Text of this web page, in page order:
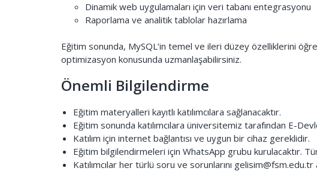
Dinamik web uygulamaları için veri tabanı entegrasyonu
Raporlama ve analitik tablolar hazırlama
Eğitim sonunda, MySQL’in temel ve ileri düzey özelliklerini
optimizasyon konusunda uzmanlaşabilirsiniz.
Önemli Bilgilendirme
Eğitim materyalleri kayıtlı katılımcılara sağlanacaktır.
Eğitim sonunda katılımcılara üniversitemiz tarafından E-
Katılım için internet bağlantısı ve uygun bir cihaz gereklidir.
Eğitim bilgilendirmeleri için WhatsApp grubu kurulacaktır.
Katılımcılar her türlü soru ve sorunlarını